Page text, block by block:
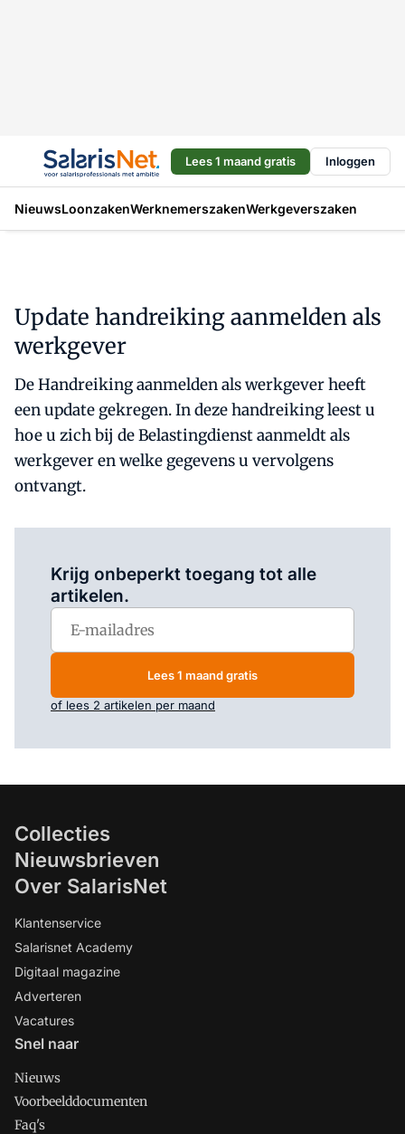
Lees 1 maand gratis Inloggen
NieuwsLoonzakenWerknemerszakenWerkgeverszaken
Update handreiking aanmelden als
werkgever
De Handreiking aanmelden als werkgever heeft
een update gekregen. In deze handreiking leest u
hoe u zich bij de Belastingdienst aanmeldt als
werkgever en welke gegevens u vervolgens
ontvangt.
Krijg onbeperkt toegang tot alle
artikelen.
Lees 1 maand gratis
of lees 2 artikelen per maand
Collecties
Nieuwsbrieven
Over SalarisNet
Klantenservice
Salarisnet Academy
Digitaal magazine
Adverteren
Vacatures
Snel naar
Nieuws
Voorbeelddocumenten
Faq's